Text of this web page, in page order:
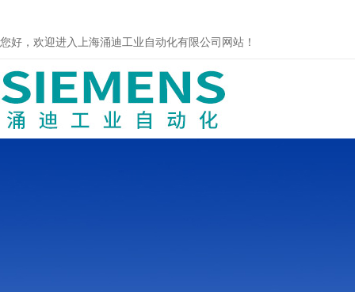
您好，欢迎进入上海涌迪工业自动化有限公司网站！